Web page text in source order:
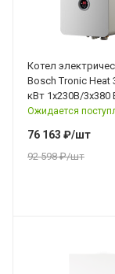
Котел
Bosch Tronic Heat
кВт 1x230В/3х380
Ожидается
76 163 ₽/шт
92 598₽/шт